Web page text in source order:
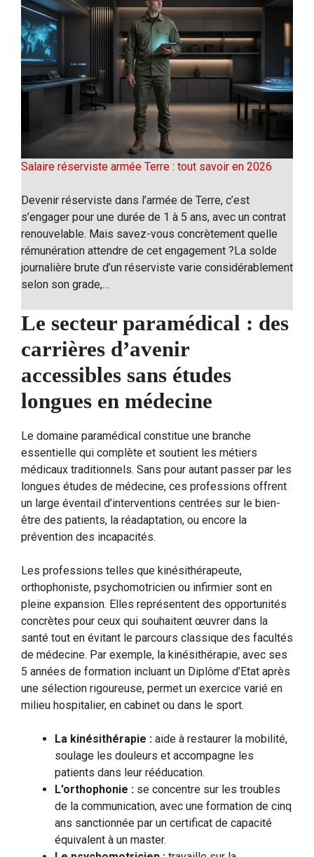
Salaire réserviste armée Terre : tout savoir en 2026
Devenir réserviste dans l’armée de Terre, c’est
s’engager pour une durée de 1 à 5 ans, avec un contrat
renouvelable. Mais savez-vous concrètement quelle
rémunération attendre de cet engagement ?La solde
journalière brute d’un réserviste varie considérablement
selon son grade,…
Le secteur paramédical : des
carrières d’avenir
accessibles sans études
longues en médecine
Le domaine paramédical constitue une branche
essentielle qui complète et soutient les métiers
médicaux traditionnels. Sans pour autant passer par les
longues études de médecine, ces professions offrent
un large éventail d’interventions centrées sur le bien-
être des patients, la réadaptation, ou encore la
prévention des incapacités.
Les professions telles que kinésithérapeute,
orthophoniste, psychomotricien ou infirmier sont en
pleine expansion. Elles représentent des opportunités
concrètes pour ceux qui souhaitent œuvrer dans la
santé tout en évitant le parcours classique des facultés
de médecine. Par exemple, la kinésithérapie, avec ses
5 années de formation incluant un Diplôme d’Etat après
une sélection rigoureuse, permet un exercice varié en
milieu hospitalier, en cabinet ou dans le sport.
La kinésithérapie : aide à restaurer la mobilité,
soulage les douleurs et accompagne les
patients dans leur rééducation.
L’orthophonie : se concentre sur les troubles
de la communication, avec une formation de cinq
ans sanctionnée par un certificat de capacité
équivalent à un master.